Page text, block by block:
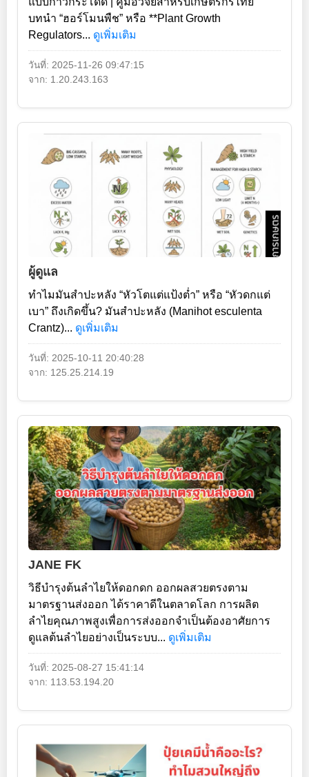
บทนำ “ฮอร์โมนพืช” หรือ **Plant Growth
Regulators... ดูเพิ่มเติม
วันที่: 2025-11-26 09:47:15
จาก: 1.20.243.163
ผู้ดูแล
ทำไมมันสำปะหลัง “หัวโตแต่แป้งต่ำ” หรือ “หัวดกแต่
เบา” ถึงเกิดขึ้น? มันสำปะหลัง (Manihot esculenta
Crantz)... ดูเพิ่มเติม
วันที่: 2025-10-11 20:40:28
จาก: 125.25.214.19
JANE FK
วิธีบำรุงต้นลำไยให้ดอกดก ออกผลสวยตรงตาม
มาตรฐานส่งออก ได้ราคาดีในตลาดโลก การผลิต
ลำไยคุณภาพสูงเพื่อการส่งออกจำเป็นต้องอาศัยการ
ดูแลต้นลำไยอย่างเป็นระบบ... ดูเพิ่มเติม
วันที่: 2025-08-27 15:41:14
จาก: 113.53.194.20